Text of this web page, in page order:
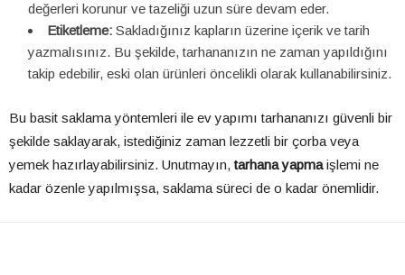
değerleri korunur ve tazeliği uzun süre devam eder.
Etiketleme: Sakladığınız kapların üzerine içerik ve tarih
yazmalısınız. Bu şekilde, tarhananızın ne zaman yapıldığını
takip edebilir, eski olan ürünleri öncelikli olarak kullanabilirsiniz.
Bu basit saklama yöntemleri ile ev yapımı tarhananızı güvenli bir
şekilde saklayarak, istediğiniz zaman lezzetli bir çorba veya
yemek hazırlayabilirsiniz. Unutmayın,tarhana yapmaişlemi ne
kadar özenle yapılmışsa, saklama süreci de o kadar önemlidir.